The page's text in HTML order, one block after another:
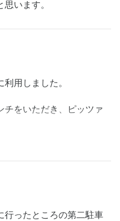
います。
用しました。
チをいただき、ピッツァ
らけでした。
行ったところの第二駐車